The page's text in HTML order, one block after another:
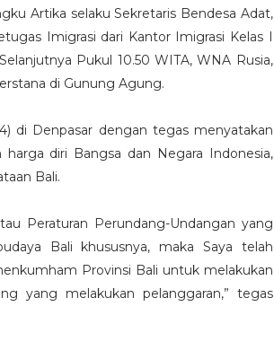
Artika selaku Sekretaris Bendesa Adat,
Imigrasi dari Kantor Imigrasi Kelas I
Pukul 10.50 WITA, WNA Rusia,
di Gunung Agung.
di Denpasar dengan tegas menyatakan
diri Bangsa dan Negara Indonesia,
Bali.
Peraturan Perundang-Undangan yang
Bali khususnya, maka Saya telah
Provinsi Bali untuk melakukan
yang melakukan pelanggaran,” tegas